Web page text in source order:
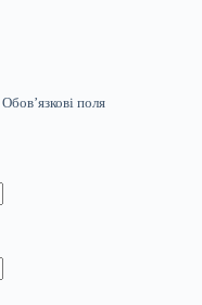
Обов’язкові поля